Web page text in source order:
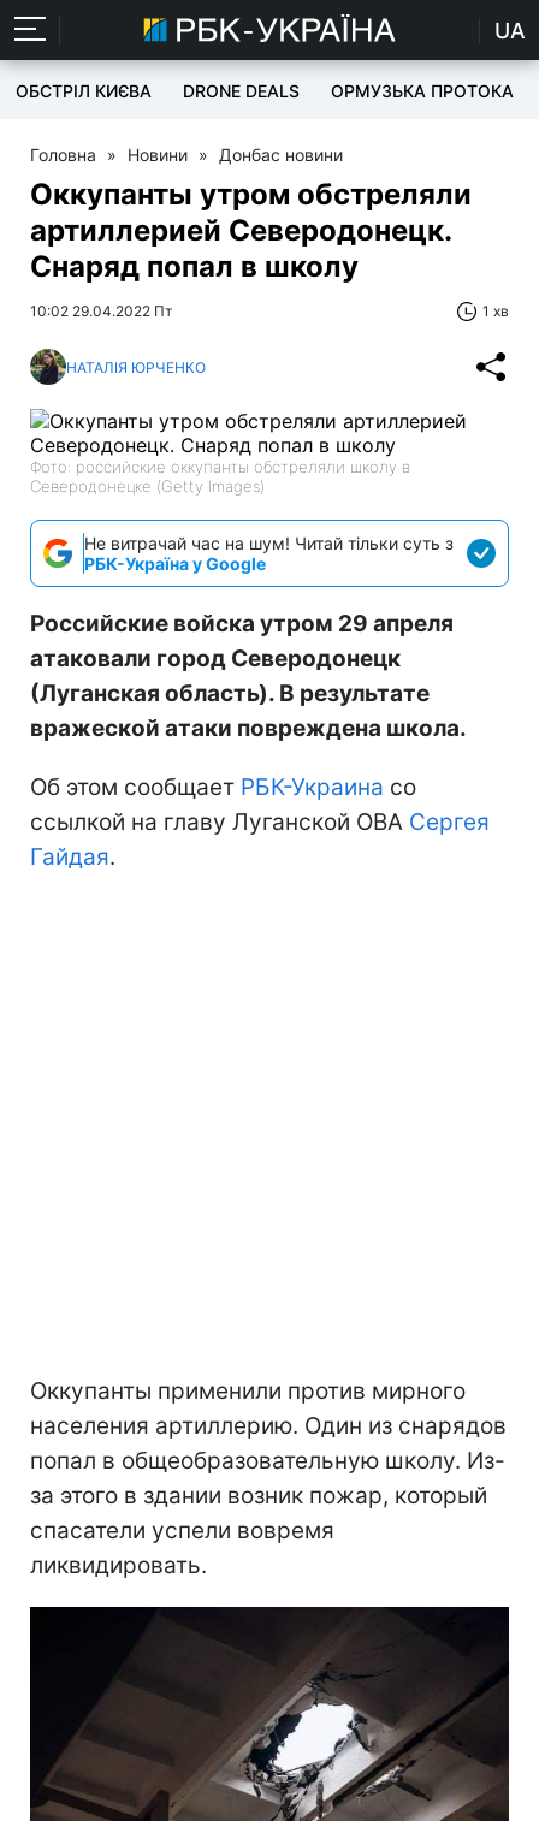
UA
ОБСТРІЛ КИЄВА DRONE DEALS ОРМУЗЬКА ПРОТОКА
Головна » Новини » Донбас новини
Оккупанты утром обстреляли
артиллерией Северодонецк.
Снаряд попал в школу
10:02 29.04.2022 Пт 1 хв
НАТАЛІЯ ЮРЧЕНКО
Фото: российские оккупанты обстреляли школу в
Северодонецке (Getty Images)
Не витрачай час на шум! Читай тільки суть з
РБК-Україна у Google
Российские войска утром 29 апреля
атаковали город Северодонецк
(Луганская область). В результате
вражеской атаки повреждена школа.
Об этом сообщает РБК-Украина со
ссылкой на главу Луганской ОВА Сергея
Гайдая.
Оккупанты применили против мирного
населения артиллерию. Один из снарядов
попал в общеобразовательную школу. Из-
за этого в здании возник пожар, который
спасатели успели вовремя
ликвидировать.